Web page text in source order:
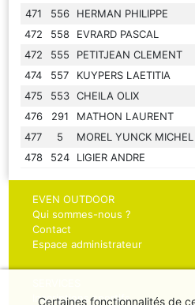
471
556 HERMAN PHILIPPE
472
558 EVRARD PASCAL
472
555 PETITJEAN CLEMENT
474
557 KUYPERS LAETITIA
475
553 CHEILA OLIX
476
291 MATHON LAURENT
477
5 MOREL YUNCK MICHEL
478
524 LIGIER ANDRE
EVEN OUTDOOR
Qui sommes-nous ?
Contact
Espace administrateur
Inscriptions sportifs
Certaines fonctionnalités de